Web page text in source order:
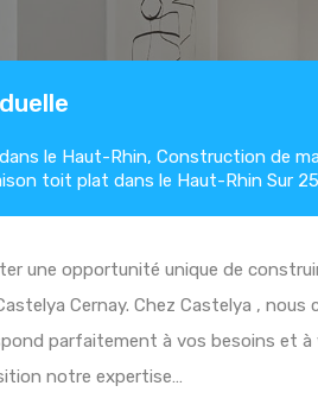
le Haut-Rhin, Construction de
toit plat dans le Haut-Rhin Sur
une opportunité unique de
Cernay. Chez Castelya , nous
parfaitement à vos besoins et
notre expertise…